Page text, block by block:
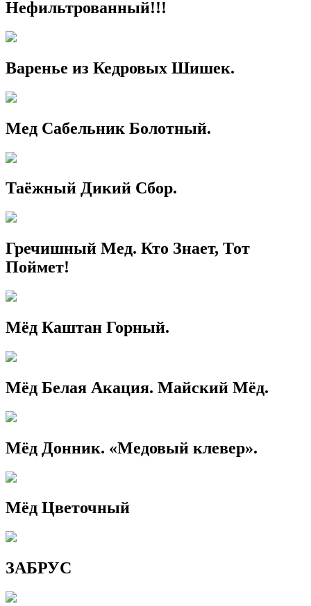
Нефильтрованный!!!
Варенье из Кедровых Шишек.
Мед Сабельник Болотный.
Таёжный Дикий Сбор.
Гречишный Мед. Кто Знает, Тот
Поймет!
Мёд Каштан Горный.
Мёд Белая Акация. Майский Мёд.
Мёд Донник. «Медовый клевер».
Мёд Цветочный
ЗАБРУС